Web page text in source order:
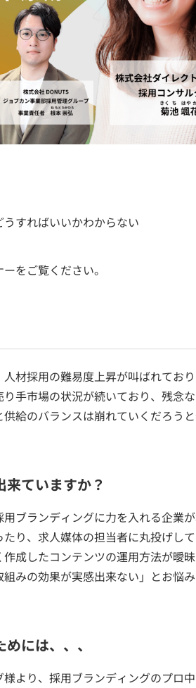
すればいいかわからない
をご覧ください。
材採用の難易度上昇が叫ばれてお
手市場の状況が続いており、残念
給のバランスは崩れていくだろう
ていますか？
ブランディングに力を入れる企業
り、求人媒体の担当者に丸投げし
成したコンテンツの運用方法が曖昧
みの効果が実感出来ない」とお悩
には、、、
より、採用ブランディングのプロ